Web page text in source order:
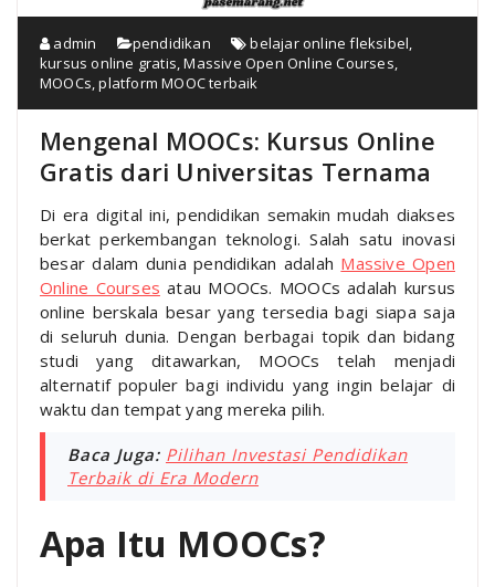
admin pendidikan belajar online fleksibel,
kursus online gratis,Massive Open Online Courses,
MOOCs,platform MOOC terbaik
Mengenal MOOCs: Kursus Online
Gratis dari Universitas Ternama
Di era digital ini, pendidikan semakin mudah diakses
berkat perkembangan teknologi. Salah satu inovasi
besar dalam dunia pendidikan adalah Massive Open
Online Courses atau MOOCs. MOOCs adalah kursus
online berskala besar yang tersedia bagi siapa saja
di seluruh dunia. Dengan berbagai topik dan bidang
studi yang ditawarkan, MOOCs telah menjadi
alternatif populer bagi individu yang ingin belajar di
waktu dan tempat yang mereka pilih.
Baca Juga: Pilihan Investasi Pendidikan
Terbaik di Era Modern
Apa Itu MOOCs?